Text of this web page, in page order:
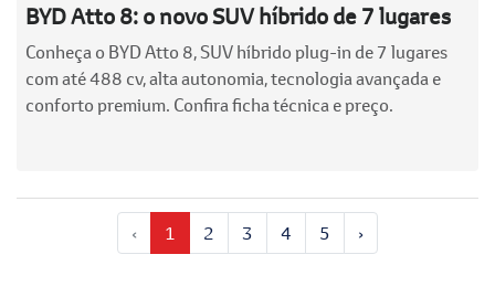
BYD Atto 8: o novo SUV híbrido de 7 lugares
Conheça o BYD Atto 8, SUV híbrido plug-in de 7 lugares
com até 488 cv, alta autonomia, tecnologia avançada e
conforto premium. Confira ficha técnica e preço.
‹ 1 2 3 4 5 ›